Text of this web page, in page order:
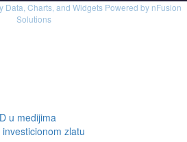
Data, Charts, and Widgets Powered by nFusion
Solutions
u medijima
zlatu